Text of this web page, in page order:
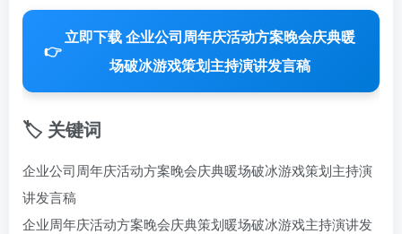
👉
立即下载 企业公司周年庆活动方案晚会庆典暖
场破冰游戏策划主持演讲发言稿
🏷️ 关键词
企业公司周年庆活动方案晚会庆典暖场破冰游戏策划主持演
讲发言稿
企业周年庆活动方案晚会庆典策划暖场破冰游戏主持演讲发